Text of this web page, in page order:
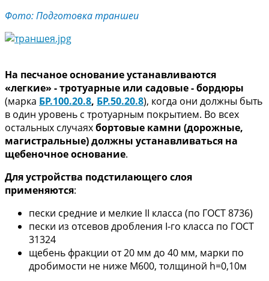
Фото: Подготовка траншеи
На песчаное основание устанавливаются
«легкие» - тротуарные или садовые - бордюры
(марка БР.100.20.8, БР.50.20.8), когда они должны быть
в один уровень с тротуарным покрытием. Во всех
остальных случаяхбортовые камни (дорожные,
магистральные) должны устанавливаться на
щебеночное основание.
Для устройства подстилающего слоя
применяются:
пески средние и мелкие II класса (по ГОСТ 8736)
пески из отсевов дробления I-го класса по ГОСТ
31324
щебень фракции от 20 мм до 40 мм, марки по
дробимости не ниже M600, толщиной h=0,10м